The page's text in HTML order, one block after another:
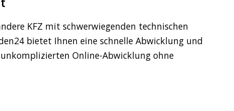
KFZ mit schwerwiegenden technischen
bietet Ihnen eine schnelle Abwicklung und
Online-Abwicklung ohne